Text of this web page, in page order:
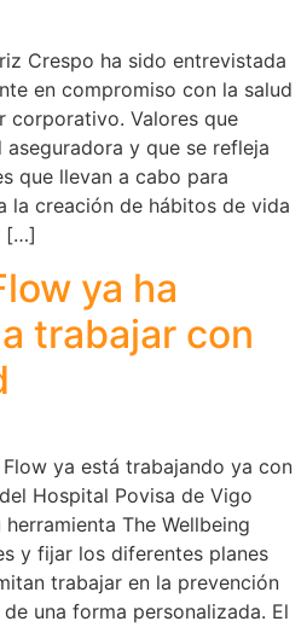
Crespo ha sido entrevistada
en compromiso con la salud
corporativo. Valores que
y que se refleja
que llevan a cabo para
la creación de hábitos de vida
[…]
ya ha
trabajar con
ya está trabajando ya con
Hospital Povisa de Vigo
The Wellbeing
y fijar los diferentes planes
trabajar en la prevención
una forma personalizada. El